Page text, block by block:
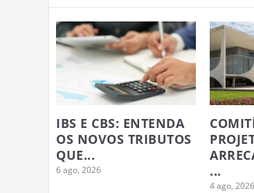
IBS E CBS: ENTENDA
OS NOVOS TRIBUTOS
QUE...
6 ago, 2026
...
4 ago, 2026